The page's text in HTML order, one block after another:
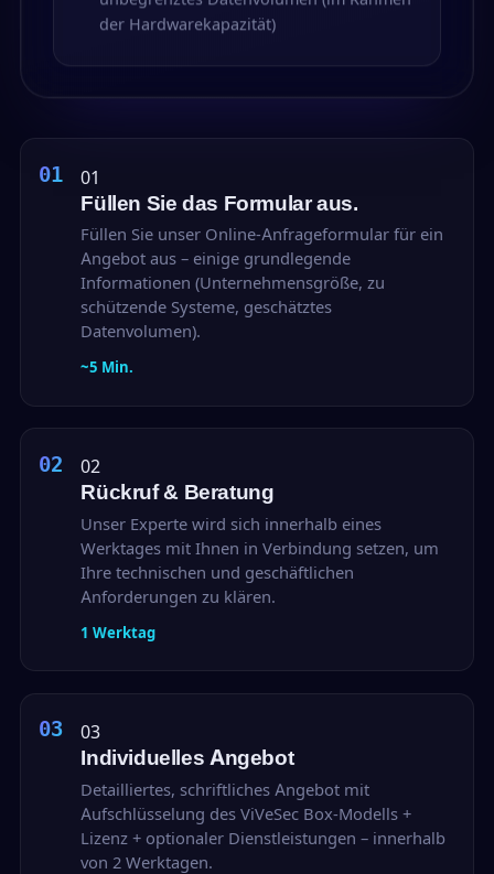
der Hardwarekapazität)
01
Füllen Sie das Formular aus.
Füllen Sie unser Online-Anfrageformular für ein
Angebot aus – einige grundlegende
Informationen (Unternehmensgröße, zu
schützende Systeme, geschätztes
Datenvolumen).
~5 Min.
02
Rückruf & Beratung
Unser Experte wird sich innerhalb eines
Werktages mit Ihnen in Verbindung setzen, um
Ihre technischen und geschäftlichen
Anforderungen zu klären.
1 Werktag
03
Individuelles Angebot
Detailliertes, schriftliches Angebot mit
Aufschlüsselung des ViVeSec Box-Modells +
Lizenz + optionaler Dienstleistungen – innerhalb
von 2 Werktagen.